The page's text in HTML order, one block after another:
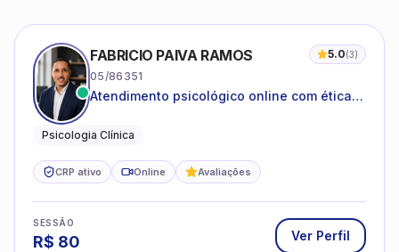
FABRICIO PAIVA RAMOS 5.0(3)
05/86351
Atendimento psicológico online com ética,
Psicologia Clínica
CRP ativo Online Avaliações
SESSÃO
R$ 80 Ver Perfil